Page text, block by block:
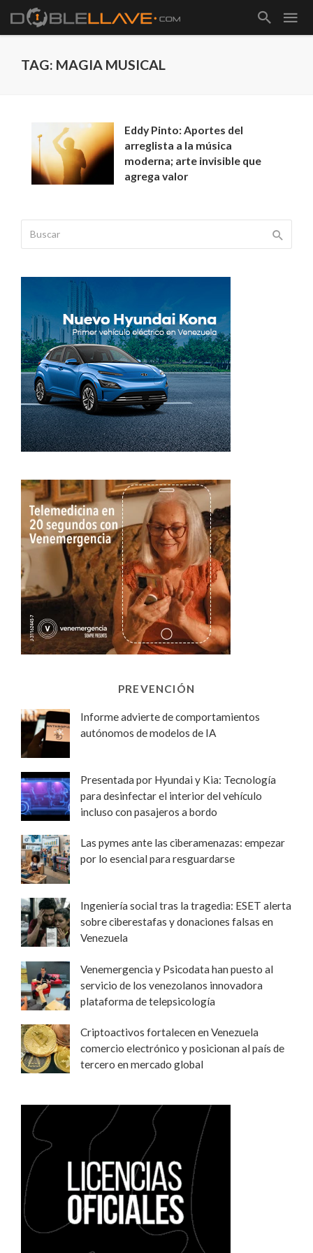
TAG: MAGIA MUSICAL
Eddy Pinto: Aportes del
arreglista a la música
moderna; arte invisible que
agrega valor
PREVENCIÓN
Informe advierte de comportamientos
autónomos de modelos de IA
Presentada por Hyundai y Kia: Tecnología
para desinfectar el interior del vehículo
incluso con pasajeros a bordo
Las pymes ante las ciberamenazas: empezar
por lo esencial para resguardarse
Ingeniería social tras la tragedia: ESET alerta
sobre ciberestafas y donaciones falsas en
Venezuela
Venemergencia y Psicodata han puesto al
servicio de los venezolanos innovadora
plataforma de telepsicología
Criptoactivos fortalecen en Venezuela
comercio electrónico y posicionan al país de
tercero en mercado global